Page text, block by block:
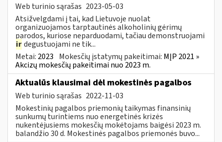
Web turinio sąrašas 2023-05-03
Atsižvelgdami į tai, kad Lietuvoje nuolat
organizuojamos tarptautinės alkoholinių gėrimų
parodos, kuriose neparduodami, tačiau demonstruojami
irdegustuojami ne tik...
Metai: 2023 Mokesčių įstatymų pakeitimai: MĮP 2021 »
Akcizų mokesčių pakeitimai nuo 2023 m.
Aktualūs klausimai dėl mokestinės pagalbos
Web turinio sąrašas 2022-11-03
Mokestinių pagalbos priemonių taikymas finansinių
sunkumų turintiems nuo energetinės krizės
nukentėjusiems mokesčių mokėtojams baigėsi 2023 m.
balandžio 30 d. Mokestinės pagalbos priemonės buvo...